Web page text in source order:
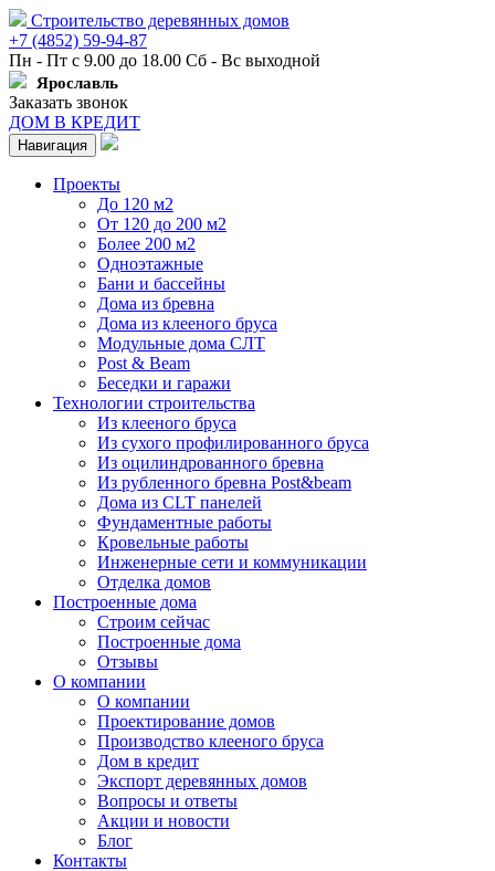
Строительство деревянных домов
+7 (4852) 59-94-87
Пн - Пт с 9.00 до 18.00 Сб - Вс выходной
Ярославль
Заказать звонок
ДОМ В КРЕДИТ
Навигация
Проекты
До 120 м2
От 120 до 200 м2
Более 200 м2
Одноэтажные
Бани и бассейны
Дома из бревна
Дома из клееного бруса
Модульные дома СЛТ
Post & Beam
Беседки и гаражи
Технологии строительства
Из клееного бруса
Из сухого профилированного бруса
Из оцилиндрованного бревна
Из рубленного бревна Post&beam
Дома из CLT панелей
Фундаментные работы
Кровельные работы
Инженерные сети и коммуникации
Отделка домов
Построенные дома
Строим сейчас
Построенные дома
Отзывы
О компании
О компании
Проектирование домов
Производство клееного бруса
Дом в кредит
Экспорт деревянных домов
Вопросы и ответы
Акции и новости
Блог
Контакты